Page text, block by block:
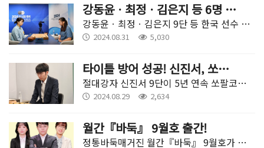
강동윤ㆍ최정ㆍ김은지 등 6명 삼성화재배 통합예선 통과!
강동윤ㆍ최정ㆍ김은지 9단 등 한국 선수 6명이 5년 만에 열린 삼성화재배 통합예선을 뚫고 본선 진출에 성공했다.
2024.08.31 5,030
타이틀 방어 성공! 신진서, 쏘팔코사놀 5연패 달성
절대강자 신진서 9단이 5년 연속 쏘팔코사놀 최고기사 결정전 정상에 올랐다. 29일 경기도 판교 K바둑 스튜디오에서 열린 제5기 쏘팔코사놀 최고기사 결정전 도전 5번기 3국에서 타이틀보유자 신진서 9단이 도전자 박정환 9단에게 229수 만에 흑 불계승했다.
2024.08.29 2,634
월간『바둑』 9월호 출간!
정통바둑매거진 월간『바둑』 9월호가 출간됐다